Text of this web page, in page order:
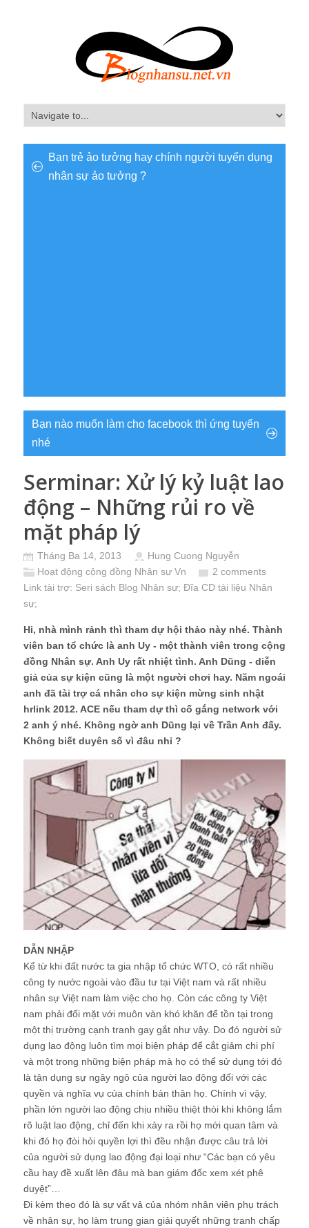
Bạn trẻ ảo tưởng hay chính người tuyển dụng
nhân sự ảo tưởng ?
Bạn nào muốn làm cho facebook thì ứng tuyển
nhé
Serminar: Xử lý kỷ luật lao
động – Những rủi ro về
mặt pháp lý
Tháng Ba 14, 2013
Hung Cuong Nguyễn
Hoạt động cộng đồng Nhân sự Vn
2 comments
Link tài trợ: Seri sách Blog Nhân sự; Đĩa CD tài liệu Nhân
sự;
Hi, nhà mình rảnh thì tham dự hội thảo này nhé. Thành
viên ban tổ chức là anh Uy - một thành viên trong cộng
đồng Nhân sự. Anh Uy rất nhiệt tình. Anh Dũng - diễn
giả của sự kiện cũng là một người chơi hay. Năm ngoái
anh đã tài trợ cá nhân cho sự kiện mừng sinh nhật
hrlink 2012. ACE nếu tham dự thì cố gắng network với
2 anh ý nhé. Không ngờ anh Dũng lại về Trần Anh đấy.
Không biết duyên số vì đâu nhỉ ?
DẪN NHẬP
Kể từ khi đất nước ta gia nhập tổ chức WTO, có rất nhiều
công ty nước ngoài vào đầu tư tại Việt nam và rất nhiều
nhân sự Việt nam làm việc cho họ. Còn các công ty Việt
nam phải đối mặt với muôn vàn khó khăn để tồn tại trong
một thị trường cạnh tranh gay gắt như vậy. Do đó người sử
dụng lao động luôn tìm mọi biện pháp để cắt giảm chi phí
và một trong những biện pháp mà họ có thể sử dụng tới đó
là tận dụng sự ngây ngô của người lao động đối với các
quyền và nghĩa vụ của chính bản thân họ. Chính vì vậy,
phần lớn người lao động chịu nhiều thiệt thòi khi không lắm
rõ luật lao động, chỉ đến khi xảy ra rồi họ mới quan tâm và
khi đó họ đòi hỏi quyền lợi thì đều nhận được câu trả lời
của người sử dụng lao động đại loại như “Các bạn có yêu
cầu hay đề xuất lên đâu mà ban giám đốc xem xét phê
duyệt”…
Đi kèm theo đó là sự vất vả của nhóm nhân viên phụ trách
về nhân sự, họ làm trung gian giải quyết những tranh chấp